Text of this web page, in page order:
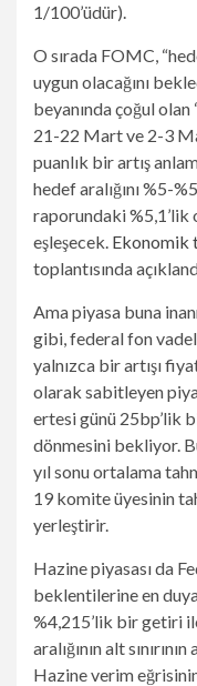
1/100’üdür).
O sırada FOMC,
uygun olacağını
beyanında çoğul olan
21-22 Mart ve 2-3
puanlık bir artış
hedef aralığını %5-
raporundaki %5,1’lik
eşleşecek. Ekonomik
toplantısında
Ama piyasa buna
gibi, federal fon
yalnızca bir artışı
olarak sabitleyen
ertesi günü 25bp’lik
dönmesini bekliyor.
yıl sonu ortalama
19 komite üyesinin
yerleştirir.
Hazine piyasası da
beklentilerine en
%4,215’lik bir getiri
aralığının alt
Hazine verim